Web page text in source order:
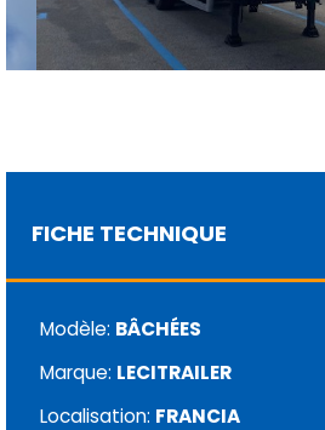
FICHE TECHNIQUE
Modèle: BÂCHÉES
Marque: LECITRAILER
Localisation: FRANCIA